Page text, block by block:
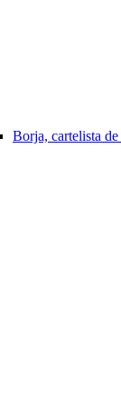
Borja, cartelista